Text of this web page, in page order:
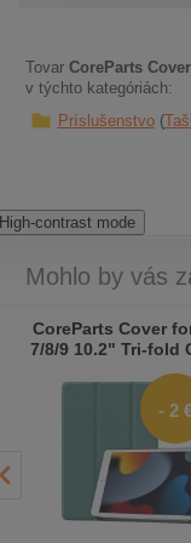
Tovar CoreParts
v týchto kategóriách:
Príslušenstvo
High-contrast mode
Mohlo by vás
CoreParts Cover
7/8/9 10.2" Tri-fold
Hard Shell Cover
Auto Wake
Gre
- 2